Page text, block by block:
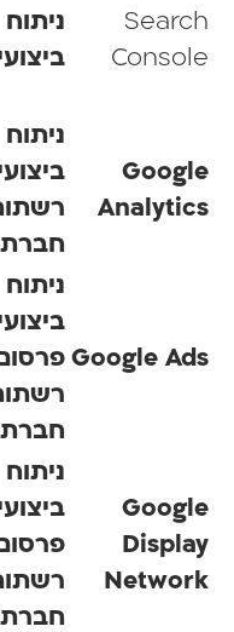
ניתוח
ביצועים
ניתוח
ביצועים,
רשתות
חברתיות
Google
ניתוח
ביצועים,
פרסום,
רשתות
חברתיות
ניתוח
ביצועים,
פרסום,
רשתות
חברתיות